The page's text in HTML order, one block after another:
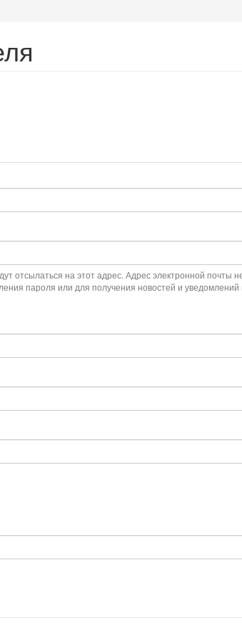
отсылаться на этот адрес. Адрес электронной почты
пароля или для получения новостей и уведомлений